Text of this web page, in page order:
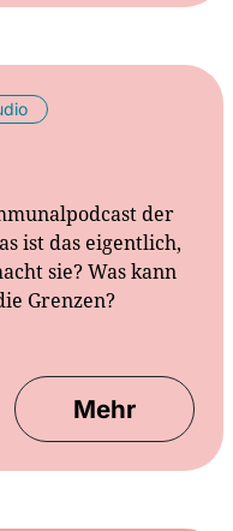
der
ist das eigentlich,
sie? Was kann
Grenzen?
Mehr